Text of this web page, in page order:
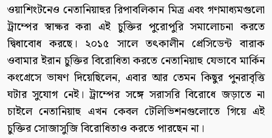
ওয়াশিংটনেও নেতানিয়াহুর রিপাবলিকান মিত্র এবং গণমাধ্যমগুলো
ট্রাম্পের স্বাক্ষর করা এই চুক্তির পুরোপুরি সমালোচনা করতে
দ্বিধাবোধ করছে। ২০১৫ সালে তৎকালীন প্রেসিডেন্ট বারাক
ওবামার ইরান চুক্তির বিরোধিতা করতে নেতানিয়াহু যেভাবে মার্কিন
কংগ্রেসে ভাষণ দিয়েছিলেন, এবার আর তেমন কিছুর পুনরাবৃত্তি
ঘটার সুযোগ নেই। ট্রাম্পের সঙ্গে সরাসরি বিরোধে জড়াতে না
চাইলে নেতানিয়াহু এখন কেবল টেলিভিশনগুলোতে গিয়ে এই
চুক্তির সোজাসুজি বিরোধিতাও করতে পারছেন না।